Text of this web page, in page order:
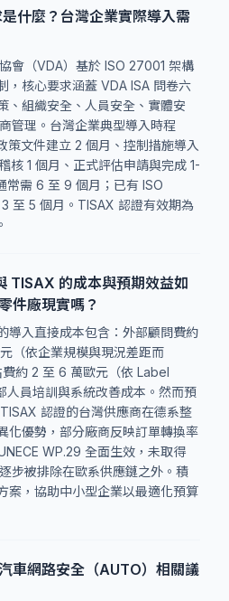
什麼？台灣企業實際導入需
會（VDA）基於 ISO 27001 架構
，核心要求涵蓋 VDA ISA 問卷六
、組織安全、人員安全、實體安
管理。台灣企業典型導入時程
策文件建立 2 個月、控制措施導入
核 1 個月、正式評估申請與完成 1-
常需 6 至 9 個月；已有 ISO
至 5 個月。TISAX 認證有效期為
TISAX 的成本與預期效益如
件廠現實嗎？
導入直接成本包含：外部顧問費約
（依企業規模與現況差距而
約 2 至 6 萬歐元（依 Label
人員培訓與系統改善成本。然而預
認證的台灣供應商在德系整
化優勢，部分廠商反映訂單轉換率
WP.29 全面生效，未取得
步被排除在歐系供應鏈之外。積
案，協助中小型企業以最適化預算
車網路安全（AUTO）相關議